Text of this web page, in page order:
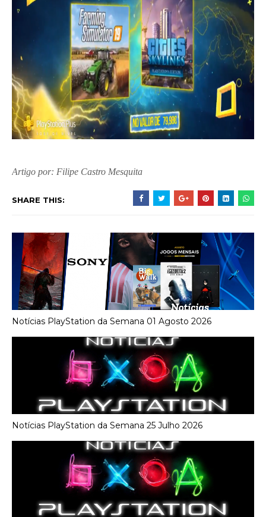
Artigo por: Filipe Castro Mesquita
SHARE THIS:
Notícias PlayStation da Semana 01 Agosto 2026
Notícias PlayStation da Semana 25 Julho 2026